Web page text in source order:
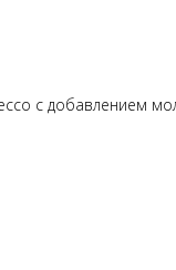
с добавлением